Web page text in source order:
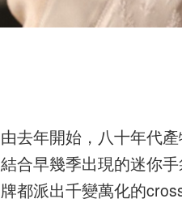
由去年開始，八十年代
結合早幾季出現的迷你
牌都派出千變萬化的